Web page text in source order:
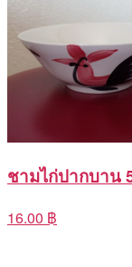
ชามไก่ปากบาน
16.00 ฿